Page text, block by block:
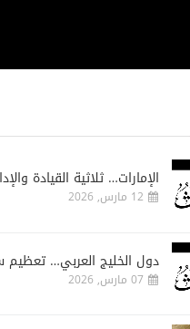
الإمارات… ثلاثية القيادة
12 مارس, 2026
دول الخليج العربي… تعظيم
07 مارس, 2026